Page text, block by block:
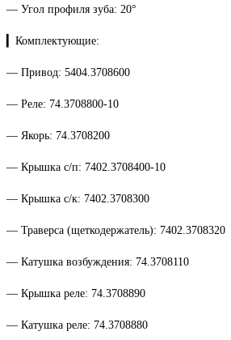
— Угол профиля зуба: 20°
▎Комплектующие:
— Привод: 5404.3708600
— Реле: 74.3708800-10
— Якорь: 74.3708200
— Крышка с/п: 7402.3708400-10
— Крышка с/к: 7402.3708300
— Траверса (щеткодержатель): 7402.3708320
— Катушка возбуждения: 74.3708110
— Крышка реле: 74.3708890
— Катушка реле: 74.3708880